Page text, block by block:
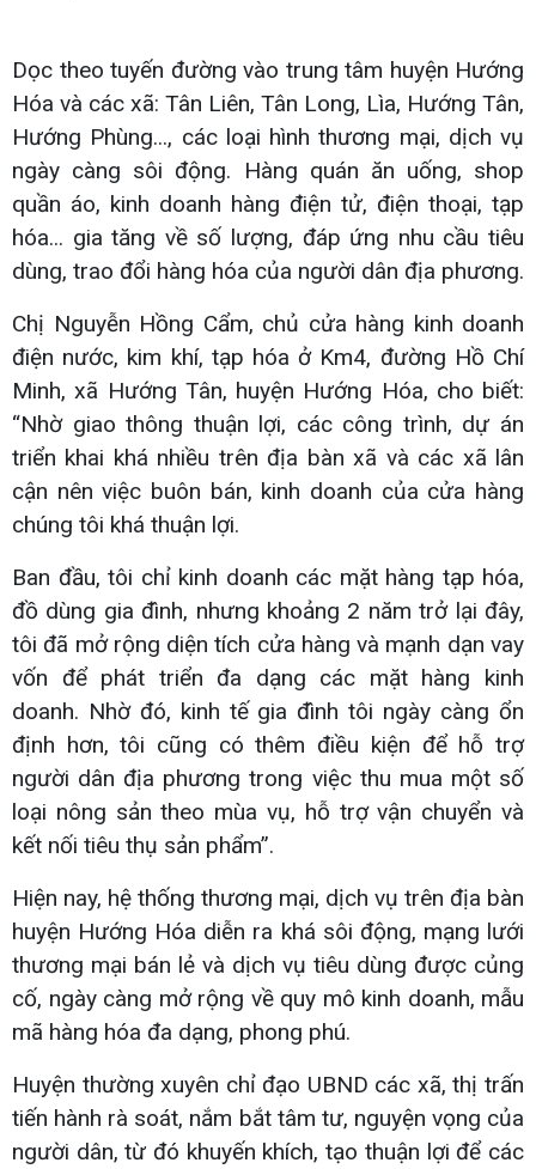
Dọc theo tuyến đường vào trung tâm huyện Hướng
Hóa và các xã: Tân Liên, Tân Long, Lìa, Hướng Tân,
Hướng Phùng..., các loại hình thương mại, dịch vụ
ngày càng sôi động. Hàng quán ăn uống, shop
quần áo, kinh doanh hàng điện tử, điện thoại, tạp
hóa... gia tăng về số lượng, đáp ứng nhu cầu tiêu
dùng, trao đổi hàng hóa của người dân địa phương.
Chị Nguyễn Hồng Cẩm, chủ cửa hàng kinh doanh
điện nước, kim khí, tạp hóa ở Km4, đường Hồ Chí
Minh, xã Hướng Tân, huyện Hướng Hóa, cho biết:
“Nhờ giao thông thuận lợi, các công trình, dự án
triển khai khá nhiều trên địa bàn xã và các xã lân
cận nên việc buôn bán, kinh doanh của cửa hàng
chúng tôi khá thuận lợi.
Ban đầu, tôi chỉ kinh doanh các mặt hàng tạp hóa,
đồ dùng gia đình, nhưng khoảng 2 năm trở lại đây,
tôi đã mở rộng diện tích cửa hàng và mạnh dạn vay
vốn để phát triển đa dạng các mặt hàng kinh
doanh. Nhờ đó, kinh tế gia đình tôi ngày càng ổn
định hơn, tôi cũng có thêm điều kiện để hỗ trợ
người dân địa phương trong việc thu mua một số
loại nông sản theo mùa vụ, hỗ trợ vận chuyển và
kết nối tiêu thụ sản phẩm”.
Hiện nay, hệ thống thương mại, dịch vụ trên địa bàn
huyện Hướng Hóa diễn ra khá sôi động, mạng lưới
thương mại bán lẻ và dịch vụ tiêu dùng được củng
cố, ngày càng mở rộng về quy mô kinh doanh, mẫu
mã hàng hóa đa dạng, phong phú.
Huyện thường xuyên chỉ đạo UBND các xã, thị trấn
tiến hành rà soát, nắm bắt tâm tư, nguyện vọng của
người dân, từ đó khuyến khích, tạo thuận lợi để các